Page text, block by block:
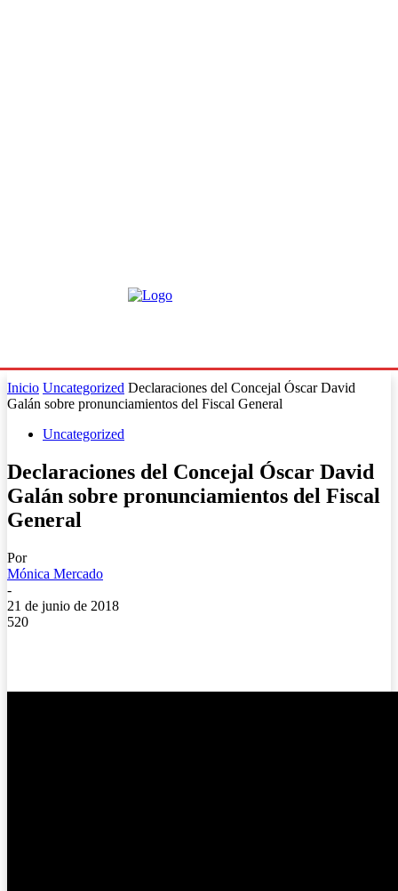
Inicio Uncategorized Declaraciones del Concejal Óscar David
Galán sobre pronunciamientos del Fiscal General
Uncategorized
Declaraciones del Concejal Óscar David
Galán sobre pronunciamientos del Fiscal
General
Por
Mónica Mercado
-
21 de junio de 2018
520